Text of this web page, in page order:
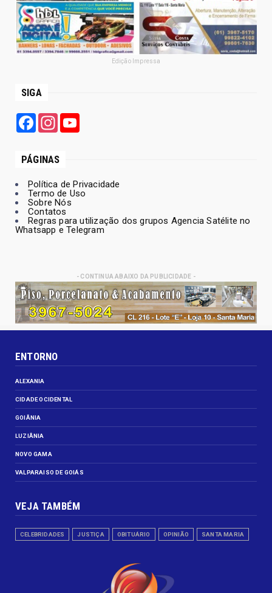
Edição Impressa
SIGA
FacebookInstagram
PÁGINAS
Política de Privacidade
Termo de Uso
Sobre Nós
Contatos
Regras para utilização dos grupos Agencia Satélite no
Whatsapp e Telegram
- CONTINUA ABAIXO DA PUBLICIDADE -
ENTORNO
ALEXANIA
CIDADE OCIDENTAL
GOIÂNIA
LUZIÂNIA
NOVO GAMA
VALPARAISO DE GOIÁS
VEJA TAMBÉM
CELEBRIDADES JUSTIÇA OBITUÁRIO OPINIÃO SANTA MARIA